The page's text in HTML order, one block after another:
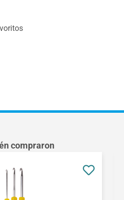
compraron